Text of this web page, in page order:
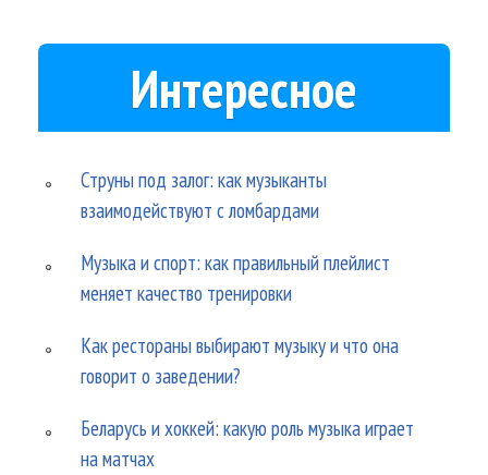
Интересное
Струны под залог: как музыканты
взаимодействуют с ломбардами
Музыка и спорт: как правильный плейлист
меняет качество тренировки
Как рестораны выбирают музыку и что она
говорит о заведении?
Беларусь и хоккей: какую роль музыка играет
на матчах